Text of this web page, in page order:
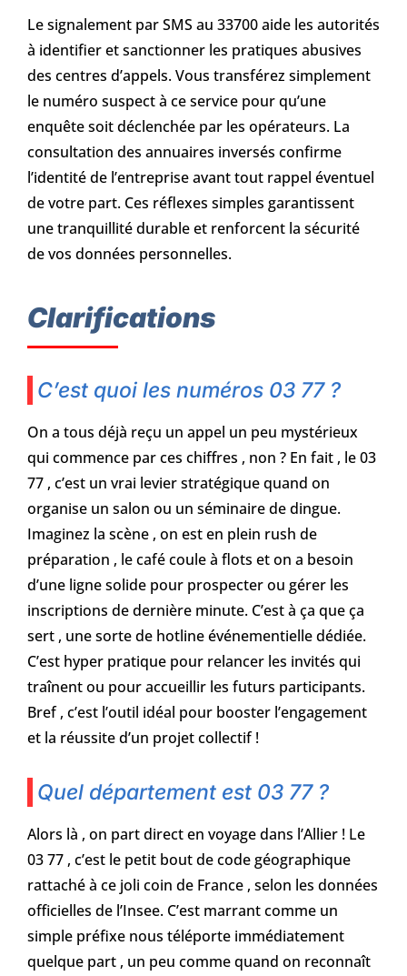
Le signalement par SMS au 33700 aide les autorités
à identifier et sanctionner les pratiques abusives
des centres d’appels. Vous transférez simplement
le numéro suspect à ce service pour qu’une
enquête soit déclenchée par les opérateurs. La
consultation des annuaires inversés confirme
l’identité de l’entreprise avant tout rappel éventuel
de votre part. Ces réflexes simples garantissent
une tranquillité durable et renforcent la sécurité
de vos données personnelles.
Clarifications
C’est quoi les numéros 03 77 ?
On a tous déjà reçu un appel un peu mystérieux
qui commence par ces chiffres , non ? En fait , le 03
77 , c’est un vrai levier stratégique quand on
organise un salon ou un séminaire de dingue.
Imaginez la scène , on est en plein rush de
préparation , le café coule à flots et on a besoin
d’une ligne solide pour prospecter ou gérer les
inscriptions de dernière minute. C’est à ça que ça
sert , une sorte de hotline événementielle dédiée.
C’est hyper pratique pour relancer les invités qui
traînent ou pour accueillir les futurs participants.
Bref , c’est l’outil idéal pour booster l’engagement
et la réussite d’un projet collectif !
Quel département est 03 77 ?
Alors là , on part direct en voyage dans l’Allier ! Le
03 77 , c’est le petit bout de code géographique
rattaché à ce joli coin de France , selon les données
officielles de l’Insee. C’est marrant comme un
simple préfixe nous téléporte immédiatement
quelque part , un peu comme quand on reconnaît